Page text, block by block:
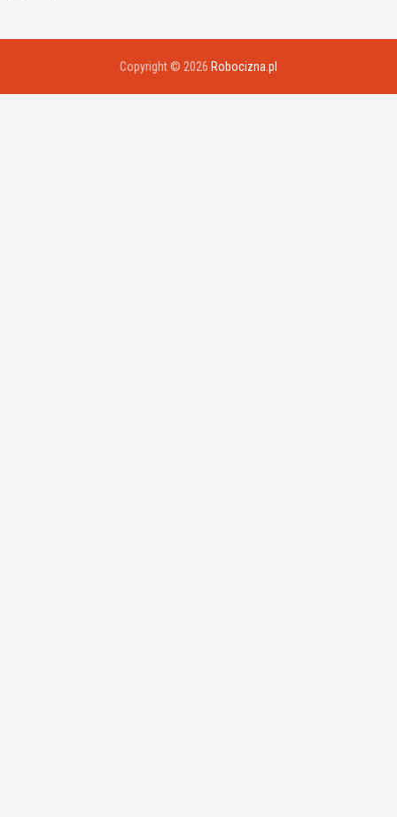
Copyright © 2026 Robocizna.pl